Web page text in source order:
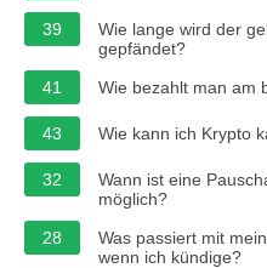
39
Wie lange wird der
gepfändet?
41
Wie bezahlt man am
43 Wie kann ich Krypto
32
Wann ist eine
möglich?
28
Was passiert mit
wenn ich kündige?